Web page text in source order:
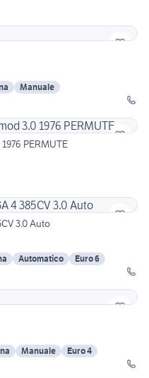
Manuale
PERMUTE
3.0 Auto
Automatico
Euro 6
Manuale
Euro 4